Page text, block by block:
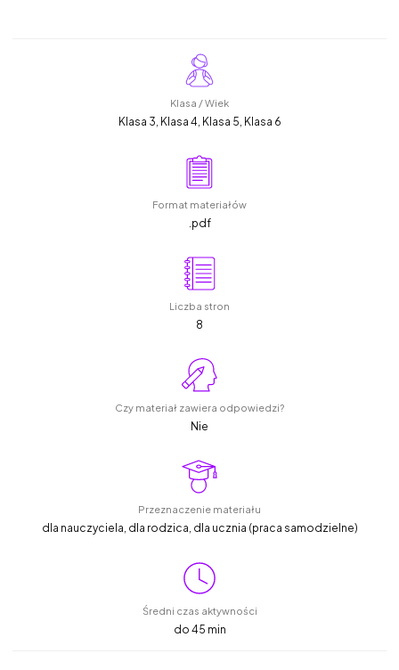
Klasa / Wiek
Klasa 3, Klasa 4, Klasa 5, Klasa 6
Format materiałów
.pdf
Liczba stron
8
Czy materiał zawiera odpowiedzi?
Nie
Przeznaczenie materiału
dla nauczyciela, dla rodzica, dla ucznia (praca samodzielne)
Średni czas aktywności
do 45 min